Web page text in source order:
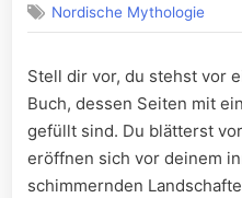
Nordische Mythologie
Stell dir vor, du stehst vor
‌Buch, dessen Seiten mit
⁤gefüllt sind. ⁢Du blätterst⁣
eröffnen sich vor⁤ deinem
schimmernden